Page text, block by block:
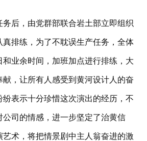
务后，由党群部联合岩土部立即组织
真排练，为了不耽误生产任务，全体
业余时间，加班加点进行排练，大
，让所有人感受到黄河设计人的奋
表示十分珍惜这次演出的经历，不
公司的情感，进一步坚定了治黄信
术，将把情景剧中主人翁奋进的激